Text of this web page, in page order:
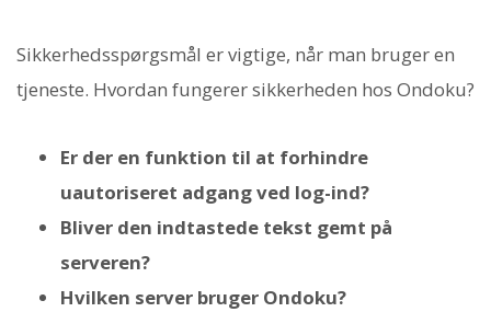
Sikkerhedsspørgsmål er vigtige, når man bruger en
tjeneste. Hvordan fungerer sikkerheden hos Ondoku?
Er der en funktion til at forhindre
uautoriseret adgang ved log-ind?
Bliver den indtastede tekst gemt på
serveren?
Hvilken server bruger Ondoku?